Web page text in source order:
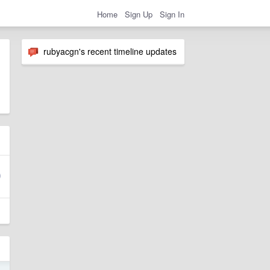
Home Sign Up Sign In
rubyacgn's recent timeline updates